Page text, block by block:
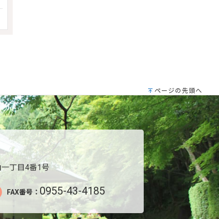
ページの先頭へ
丁目4番1号
FAX番号： 0955-43-4185